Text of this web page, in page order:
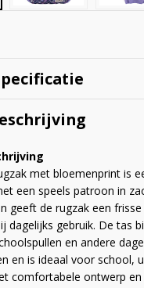
met bloemenprint is
een speels patroon in
geeft de rugzak een
dagelijks gebruik. De tas
en andere
en is ideaal voor school,
comfortabele ontwerp